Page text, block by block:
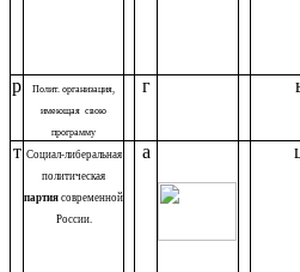
р
Полит. организация,
имеющая свою
программу
г
т Социал-либеральная
политическая
партия современной
России.
а